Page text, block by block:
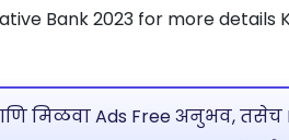
Bank 2023 for more details
मिळवा Ads Free अनुभव, तसेच